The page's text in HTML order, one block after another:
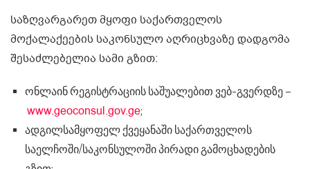
საზღვარგარეთ მყოფი საქართველოს
მოქალაქეების საკონსულო აღრიცხვაზე დადგომა
შესაძლებელია სამი გზით:
ონლაინ რეგისტრაციის საშუალებით ვებ-გვერდზე –
www.geoconsul.gov.ge;
ადგილსამყოფელ ქვეყანაში საქართველოს
საელჩოში/საკონსულოში პირადი გამოცხადების